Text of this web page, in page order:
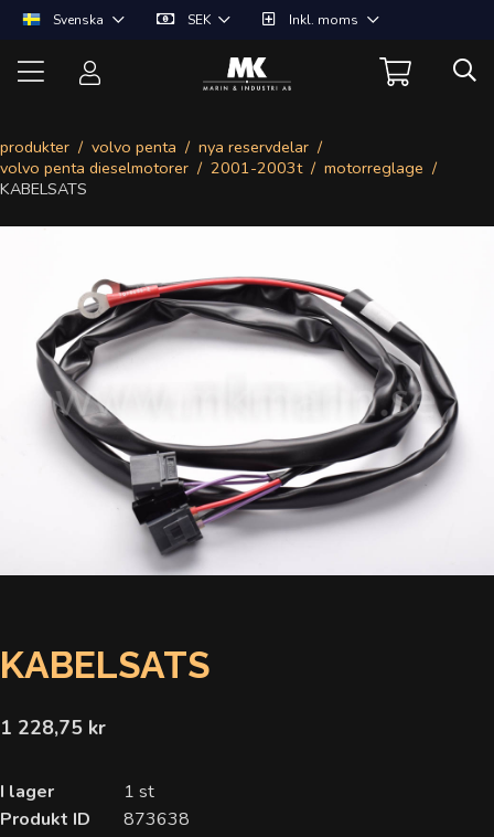
Svenska SEK Inkl. moms
produkter volvo penta
nya reservdelar
volvo penta dieselmotorer
2001-2003t
motorreglage
KABELSATS
KABELSATS
1 228,75 kr
I lager
1 st
Produkt ID
873638